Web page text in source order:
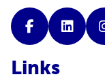
Links